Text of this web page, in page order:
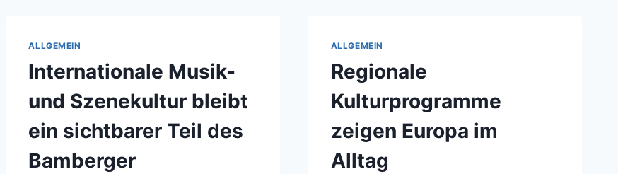
ALLGEMEIN
Internationale Musik-
und Szenekultur bleibt
ein sichtbarer Teil des
Bamberger
ALLGEMEIN
Regionale
Kulturprogramme
zeigen Europa im
Alltag